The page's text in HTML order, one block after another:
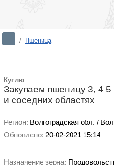
/ Пшеница
Куплю
Закупаем пшеницу 3, 4 5
и соседних областях
Регион: Волгоградская обл. /
Обновлено: 20-02-2021 15:14
Назначение зерна: